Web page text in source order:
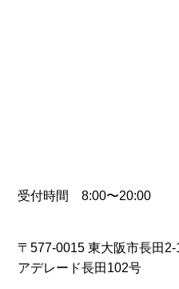
受付時間 8:00〜20:00
〒577-0015 東大阪市長田2-
アデレード長田102号